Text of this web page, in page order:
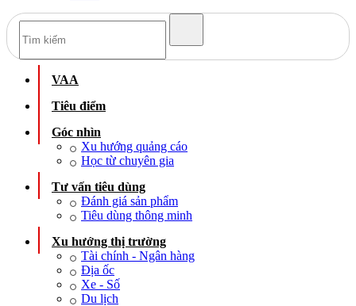
VAA
Tiêu điểm
Góc nhìn
Xu hướng quảng cáo
Học từ chuyên gia
Tư vấn tiêu dùng
Đánh giá sản phẩm
Tiêu dùng thông minh
Xu hướng thị trường
Tài chính - Ngân hàng
Địa ốc
Xe - Số
Du lịch